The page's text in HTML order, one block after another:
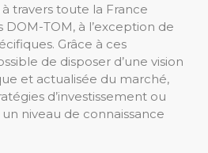
travers toute la France
TOM, à l’exception de
Grâce à ces
de disposer d’une vision
et actualisée du marché,
d’investissement ou
niveau de connaissance